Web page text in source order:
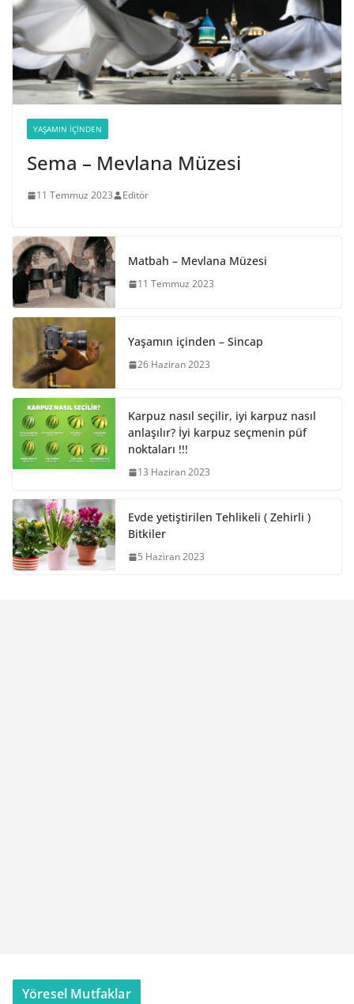
YAŞAMIN İÇINDEN
Sema – Mevlana Müzesi
11 Temmuz 2023 Editör
Matbah – Mevlana Müzesi
11 Temmuz 2023
Yaşamın içinden – Sincap
26 Haziran 2023
Karpuz nasıl seçilir, iyi karpuz nasıl
anlaşılır? İyi karpuz seçmenin püf
noktaları !!!
13 Haziran 2023
Evde yetiştirilen Tehlikeli ( Zehirli )
Bitkiler
5 Haziran 2023
Yöresel Mutfaklar